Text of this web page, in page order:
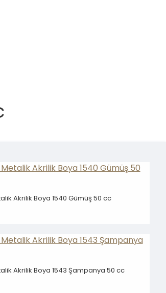
Akrilik Boya 1540 Gümüş 50 cc
Akrilik Boya 1543 Şampanya 50 cc